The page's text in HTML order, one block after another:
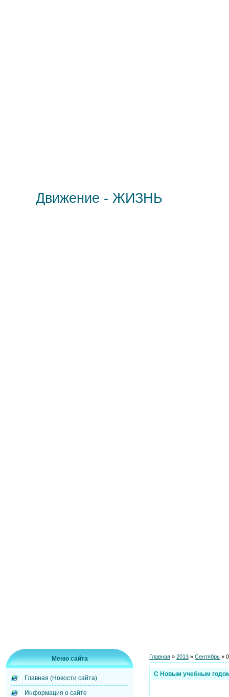
Движение - ЖИЗНЬ
Меню сайта
Главная (Новости сайта)
Информация о сайте
Главная » 2013 » Сентябрь »
С Новым учебным